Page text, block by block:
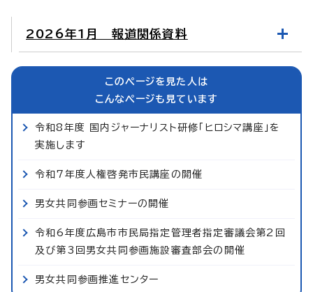
2026年1月 報道関係資料
このページを見た人は
こんなページも見ています
令和8年度 国内ジャーナリスト研修「ヒロシマ講座」を
実施します
令和7年度人権啓発市民講座の開催
男女共同参画セミナーの開催
令和6年度広島市市民局指定管理者指定審議会第2回
及び第3回男女共同参画施設審査部会の開催
男女共同参画推進センター